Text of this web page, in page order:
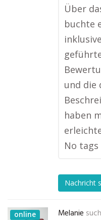
Über
buchte
und die
haben
No
Nachricht
online Melanie